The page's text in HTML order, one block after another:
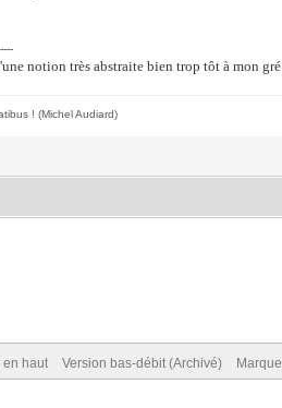
notion très abstraite bien trop tôt à mon
!(Michel Audiard)
en haut Version bas-débit (Archivé)